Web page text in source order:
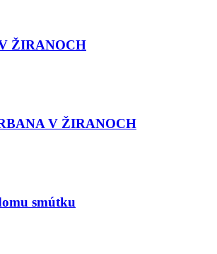
ŽIRANOCH
V ŽIRANOCH
smútku